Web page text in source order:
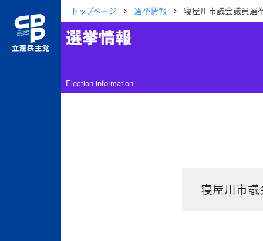
トップページ 選挙情報 寝屋川市議会議員選
選挙情報
Election information
寝屋川市議